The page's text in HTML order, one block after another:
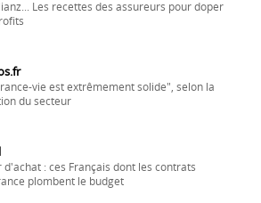
Les recettes des assureurs pour doper
vie est extrêmement solide", selon la
du secteur
d'achat : ces Français dont les contrats
plombent le budget